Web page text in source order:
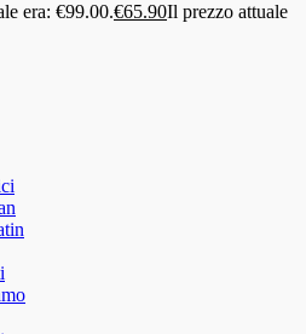
era: €99.00.€65.90Il prezzo attuale